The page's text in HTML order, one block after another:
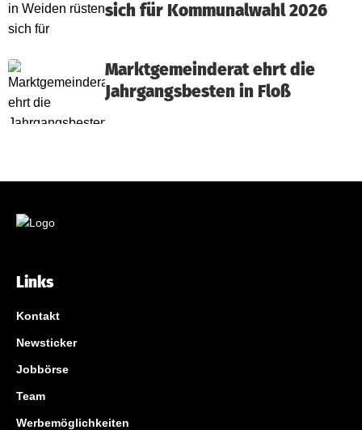
sich für Kommunalwahl 2026
Marktgemeinderat ehrt die
Jahrgangsbesten in Floß
Links
Kontakt
Newsticker
Jobbörse
Team
Werbemöglichkeiten